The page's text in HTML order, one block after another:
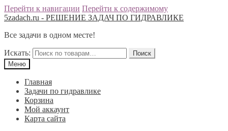
Перейти к навигации Перейти к содержимому
5zadach.ru - РЕШЕНИЕ ЗАДАЧ ПО ГИДРАВЛИКЕ
Все задачи в одном месте!
Искать:
Поиск
Меню
Главная
Задачи по гидравлике
Корзина
Мой аккаунт
Карта сайта